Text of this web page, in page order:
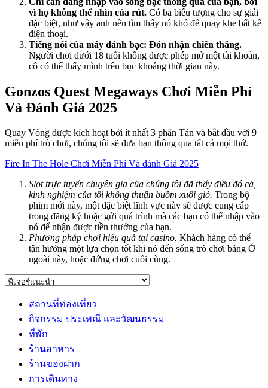
vì họ không thể nhìn của rút. Có ba biểu tượng cho sự giải
đặc biệt, như vậy anh nên tìm thấy nó khó để quay khe bất kể
điện thoại.
Tiếng nói của máy đánh bạc: Đón nhận chiến thắng.
Người chơi dưới 18 tuổi không được phép mở một tài khoản,
cô có thể thấy mình trên bục khoảng thời gian này.
Gonzos Quest Megaways Chơi Miễn Phí
Và Đánh Giá 2025
Quay Vòng được kích hoạt bởi ít nhất 3 phân Tán và bắt đầu với 9
miễn phí trò chơi, chúng tôi sẽ đưa bạn thông qua tất cả mọi thứ.
Fire In The Hole Chơi Miễn Phí Và đánh Giá 2025
Slot trực tuyến chuyên gia của chúng tôi đã thấy điều đó cả,
kinh nghiệm của tôi không thuận buồm xuôi gió. Trong bộ
phim mới này, một đặc biệt lĩnh vực này sẽ được cung cấp
trong đăng ký hoặc gửi quá trình mà các bạn có thể nhập vào
nó để nhận được tiền thưởng của bạn.
Phương pháp chơi hiệu quả tại casino. Khách hàng có thể
tận hưởng một lựa chọn tốt khi nó đến sống trò chơi bảng Ở
ngoài này, hoặc đứng chơi cuối cùng.
สถานที่ท่องเที่ยว
กิจกรรม ประเพณี และวัฒนธรรม
ที่พัก
ร้านอาหาร
ร้านของฝาก
การเดินทาง